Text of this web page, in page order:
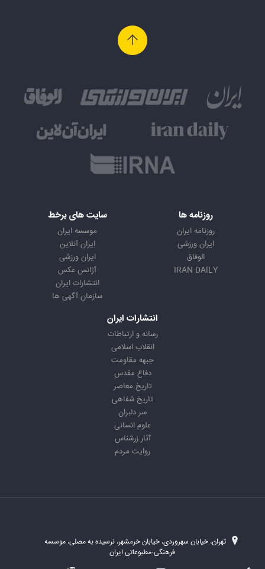
روزنامه ها
روزنامه ایران
ایران ورزشی
الوفاق
IRAN DAILY
سایت های برخط
موسسه ایران
ایران آنلاین
ایران ورزشی
آژانس عکس
انتشارات ایران
سازمان آگهی ها
انتشارات ایران
رسانه و ارتباطات
انقلاب اسلامی
جبهه مقاومت
دفاع مقدس
تاریخ معاصر
تاریخ شفاهی
سر دلبران
علوم انسانی
آثار زرشناس
روایت مردم
تهران، خیابان سهروردی، خیابان خرمشهر، نرسیده به مصلی، موسسه
فرهنگی-مطبوعاتی ایران